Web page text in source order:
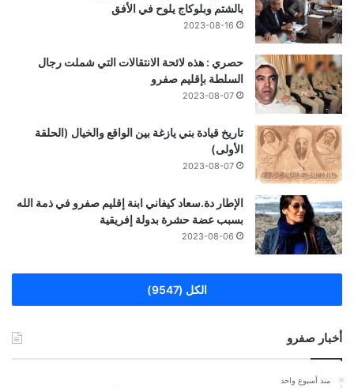
بالشتم وبلوكاج يلوح في الأفق
2023-08-16
حصري : هذه لائحة الانتقالات التي شملت رجال
السلطة بإقليم صفرو
2023-08-07
تاريخ قيادة بني يازغة بين الواقع والخيال (الحلقة
الأولى)
2023-08-07
الإطار دة.سعاد كيفاني ابنة إقليم صفرو في ذمة الله
بسبب عضة حشرة بدولة إفريقية
2023-08-06
الكل (9547)
أخبار صفرو
منذ أسبوع واحد